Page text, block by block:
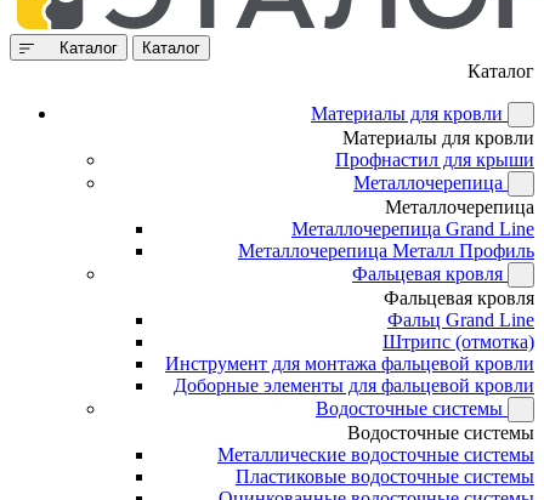
Каталог Каталог
Каталог
Материалы для кровли
Материалы для кровли
Профнастил для крыши
Металлочерепица
Металлочерепица
Металлочерепица Grand Line
Металлочерепица Металл Профиль
Фальцевая кровля
Фальцевая кровля
Фальц Grand Line
Штрипс (отмотка)
Инструмент для монтажа фальцевой кровли
Доборные элементы для фальцевой кровли
Водосточные системы
Водосточные системы
Металлические водосточные системы
Пластиковые водосточные системы